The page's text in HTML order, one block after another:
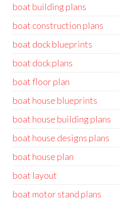
boat building plans
boat construction plans
boat dock blueprints
boat dock plans
boat floor plan
boat house blueprints
boat house building plans
boat house designs plans
boat house plan
boat layout
boat motor stand plans